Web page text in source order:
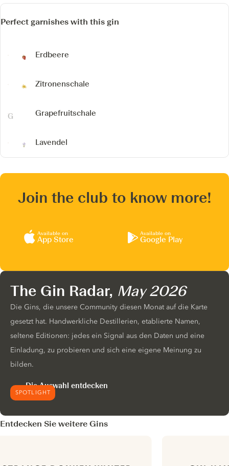
Perfect garnishes with this gin
Erdbeere
Zitronenschale
Grapefruitschale
Lavendel
Join the club to know more!
Available on
App Store
Available on
Google Play
SPOTLIGHT
The Gin Radar, May 2026
Die Gins, die unsere Community diesen Monat auf die Karte
gesetzt hat. Handwerkliche Destillerien, etablierte Namen,
seltene Editionen: jedes ein Signal aus den Daten und eine
Einladung, zu probieren und sich eine eigene Meinung zu
bilden.
Die Auswahl entdecken
Entdecken Sie weitere Gins